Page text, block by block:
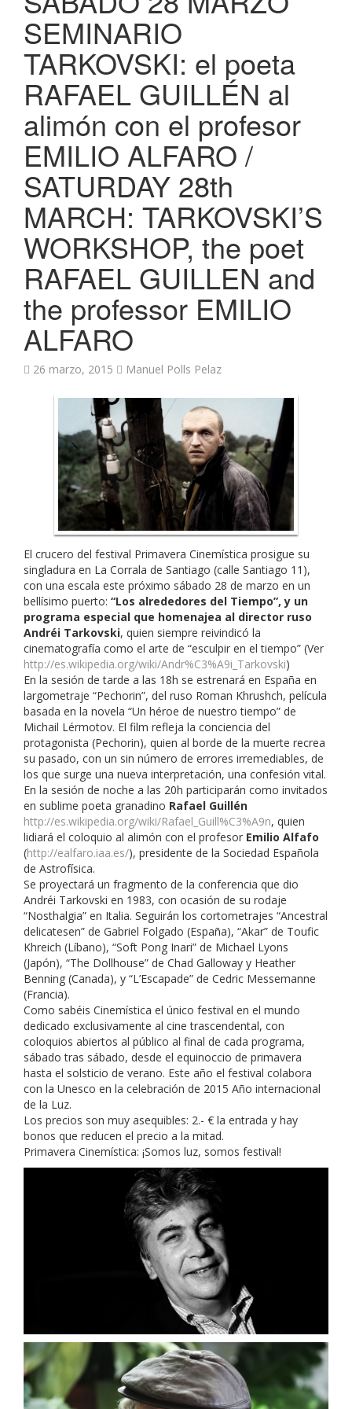
SEMINARIO
TARKOVSKI: el poeta
RAFAEL GUILLÉN al
alimón con el profesor
EMILIO ALFARO /
SATURDAY 28th
MARCH: TARKOVSKI’S
WORKSHOP, the poet
RAFAEL GUILLEN and
the professor EMILIO
ALFARO
26 marzo, 2015 Manuel Polls Pelaz
El crucero del festival Primavera Cinemística prosigue su
singladura en La Corrala de Santiago (calle Santiago 11),
con una escala este próximo sábado 28 de marzo en un
bellísimo puerto: “Los alrededores del Tiempo”, y un
programa especial que homenajea al director ruso
Andréi Tarkovski, quien siempre reivindicó la
cinematografía como el arte de “esculpir en el tiempo” (Ver
http://es.wikipedia.org/wiki/Andr%C3%A9i_Tarkovski)
En la sesión de tarde a las 18h se estrenará en España en
largometraje “Pechorin”, del ruso Roman Khrushch, película
basada en la novela “Un héroe de nuestro tiempo” de
Michail Lérmotov. El film refleja la conciencia del
protagonista (Pechorin), quien al borde de la muerte recrea
su pasado, con un sin número de errores irremediables, de
los que surge una nueva interpretación, una confesión vital.
En la sesión de noche a las 20h participarán como invitados
en sublime poeta granadino Rafael Guillén
http://es.wikipedia.org/wiki/Rafael_Guill%C3%A9n, quien
lidiará el coloquio al alimón con el profesor Emilio Alfafo
(http://ealfaro.iaa.es/), presidente de la Sociedad Española
de Astrofísica.
Se proyectará un fragmento de la conferencia que dio
Andréi Tarkovski en 1983, con ocasión de su rodaje
“Nosthalgia” en Italia. Seguirán los cortometrajes “Ancestral
delicatesen” de Gabriel Folgado (España), “Akar” de Toufic
Khreich (Líbano), “Soft Pong Inari” de Michael Lyons
(Japón), “The Dollhouse” de Chad Galloway y Heather
Benning (Canada), y “L’Escapade” de Cedric Messemanne
(Francia).
Como sabéis Cinemística el único festival en el mundo
dedicado exclusivamente al cine trascendental, con
coloquios abiertos al público al final de cada programa,
sábado tras sábado, desde el equinoccio de primavera
hasta el solsticio de verano. Este año el festival colabora
con la Unesco en la celebración de 2015 Año internacional
de la Luz.
Los precios son muy asequibles: 2.- € la entrada y hay
bonos que reducen el precio a la mitad.
Primavera Cinemística: ¡Somos luz, somos festival!